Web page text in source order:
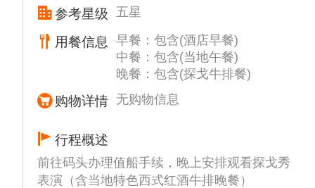
参考星级 五星
用餐信息
早餐：包含(酒店早餐)
中餐：包含(当地午餐)
晚餐：包含(探戈牛排餐)
购物详情 无购物信息
行程概述
前往码头办理值船手续，晚上安排观看探戈秀
表演（含当地特色西式红酒牛排晚餐）